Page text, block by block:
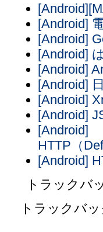
[Android]
[Android]
[Android]
[Android]
[Android]
[Android]
[Android]
[Android]
HTTP（
[Android]
トラックバ
トラックバ